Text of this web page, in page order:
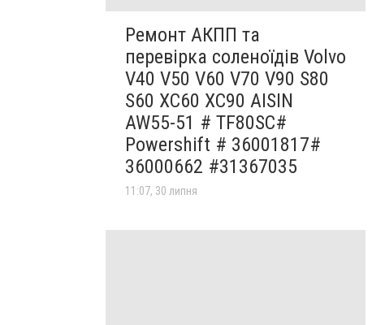
Ремонт АКПП та
перевірка соленоїдів Volvo
V40 V50 V60 V70 V90 S80
S60 XC60 XC90 AISIN
AW55-51 # TF80SC#
Powershift # 36001817#
36000662 #31367035
11:07, 30 липня